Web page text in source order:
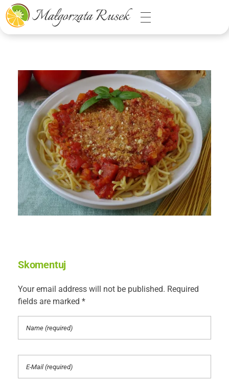
Małgorzata Rusek - dietetyk z pasją
Dietetyka kliniczna & Psychodietetyka
Skomentuj
Your email address will not be published. Required
fields are marked *